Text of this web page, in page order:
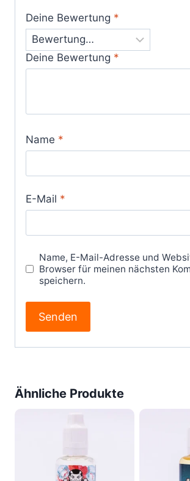
Deine Bewertung *
Deine Bewertung *
Name *
E-Mail *
Name, E-Mail-Adresse und
Browser für meinen nächsten
speichern.
Ähnliche Produkte